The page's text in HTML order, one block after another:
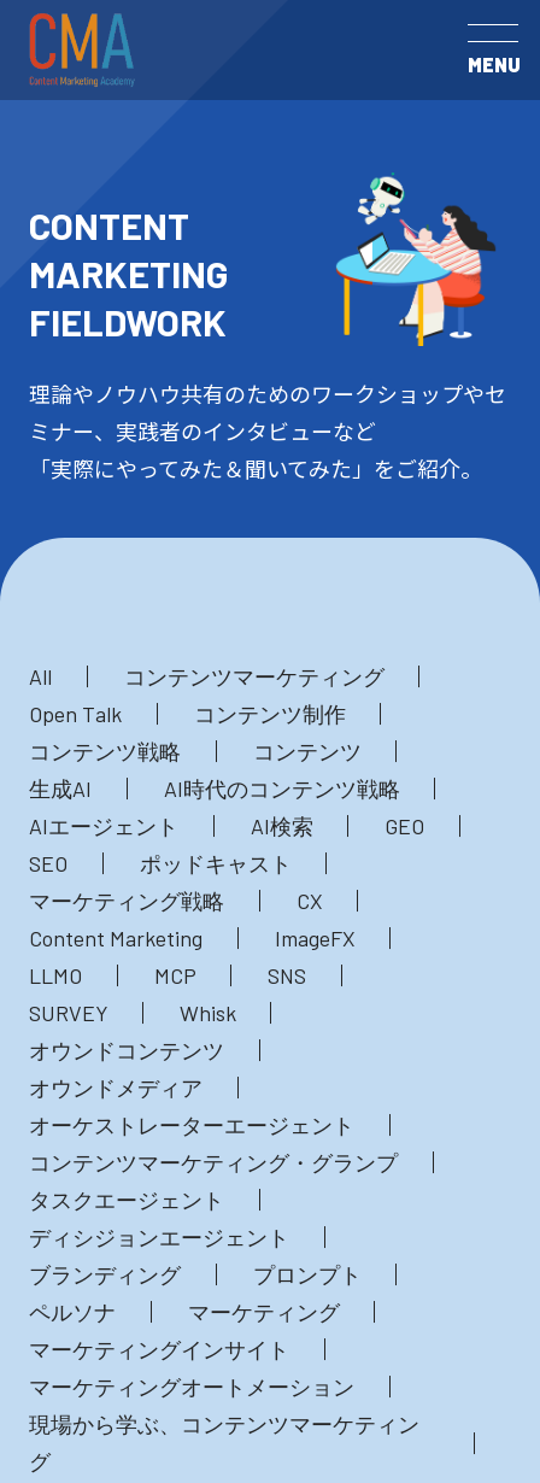
MENU
CONTENT
MARKETING
FIELDWORK
理論やノウハウ共有のためのワークショップやセ
ミナー、実践者のインタビューなど
「実際にやってみた＆聞いてみた」をご紹介。
All
コンテンツマーケティング
Open Talk
コンテンツ制作
コンテンツ戦略
コンテンツ
生成AI
AI時代のコンテンツ戦略
AIエージェント
AI検索
GEO
SEO
ポッドキャスト
マーケティング戦略
CX
Content Marketing
ImageFX
LLMO
MCP
SNS
SURVEY
Whisk
オウンドコンテンツ
オウンドメディア
オーケストレーターエージェント
コンテンツマーケティング・グランプ
タスクエージェント
ディシジョンエージェント
ブランディング
プロンプト
ペルソナ
マーケティング
マーケティングインサイト
マーケティングオートメーション
現場から学ぶ、コンテンツマーケティン
グ